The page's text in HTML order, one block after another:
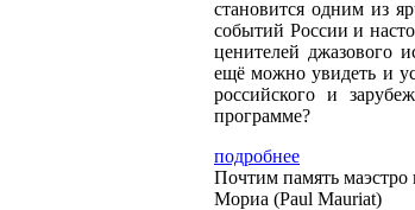
становится одним из
событий России и
ценителей джазового
ещё можно увидеть и
российского и
программе?
подробнее
Почтим память маэстро
Мориа (Paul Mauriat)